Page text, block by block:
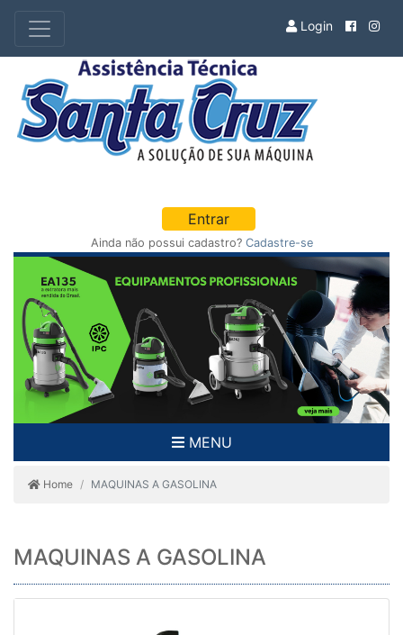
Login
Entrar
Ainda não possui cadastro? Cadastre-se
MENU
Home MAQUINAS A GASOLINA
MAQUINAS A GASOLINA